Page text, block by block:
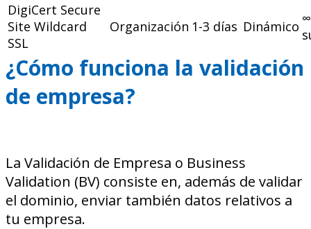
DigiCert Secure
Site Wildcard
SSL
Organización 1-3 días Dinámico ∞
¿Cómo funciona la validación
de empresa?
La Validación de Empresa o Business
Validation (BV) consiste en, además de validar
el dominio, enviar también datos relativos a
tu empresa.